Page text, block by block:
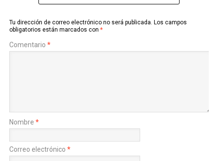
Tu dirección de correo electrónico no será publicada. Los campos
obligatorios están marcados con *
Comentario *
Nombre *
Correo electrónico *